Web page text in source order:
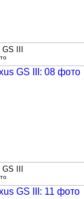
III
III